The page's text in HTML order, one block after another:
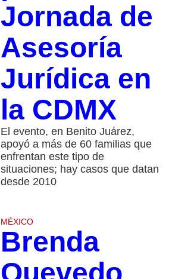
Jornada de
Asesoría
Jurídica en
la CDMX
El evento, en Benito Juárez,
apoyó a más de 60 familias que
enfrentan este tipo de
situaciones; hay casos que datan
desde 2010
MÉXICO
Brenda